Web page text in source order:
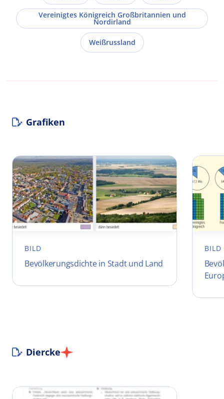
Vereinigtes Königreich Großbritannien und
Nordirland
Weißrussland
Grafiken
BILD
Bevölkerungsdichte in Stadt und Land
BILD
Diercke